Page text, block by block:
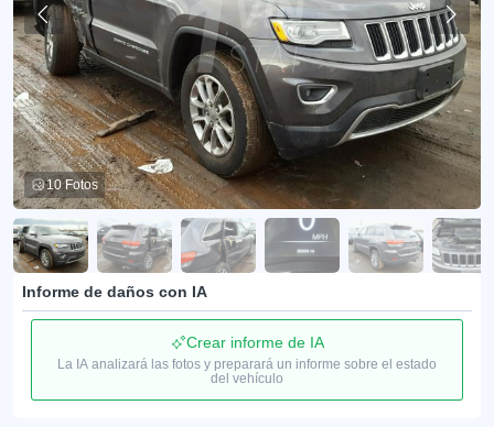
10 Fotos
Informe de daños con IA
Crear informe de IA
La IA analizará las fotos y preparará un informe sobre el estado
del vehículo